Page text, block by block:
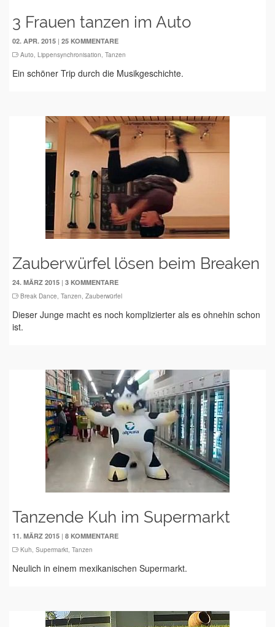
3 Frauen tanzen im Auto
02. APR. 2015 | 25 KOMMENTARE
Auto, Lippensynchronisation, Tanzen
Ein schöner Trip durch die Musikgeschichte.
Zauberwürfel lösen beim Breaken
24. MÄRZ 2015 | 3 KOMMENTARE
Break Dance, Tanzen, Zauberwürfel
Dieser Junge macht es noch komplizierter als es ohnehin schon
ist.
Tanzende Kuh im Supermarkt
11. MÄRZ 2015 | 8 KOMMENTARE
Kuh, Supermarkt, Tanzen
Neulich in einem mexikanischen Supermarkt.